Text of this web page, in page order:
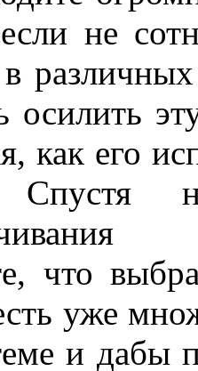
не
осилить
как его
что
уже
и дабы